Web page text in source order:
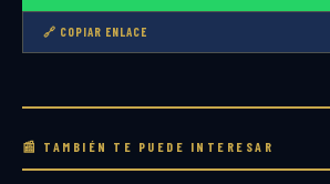
🔗 COPIAR ENLACE
📰 TAMBIÉN TE PUEDE INTERESAR